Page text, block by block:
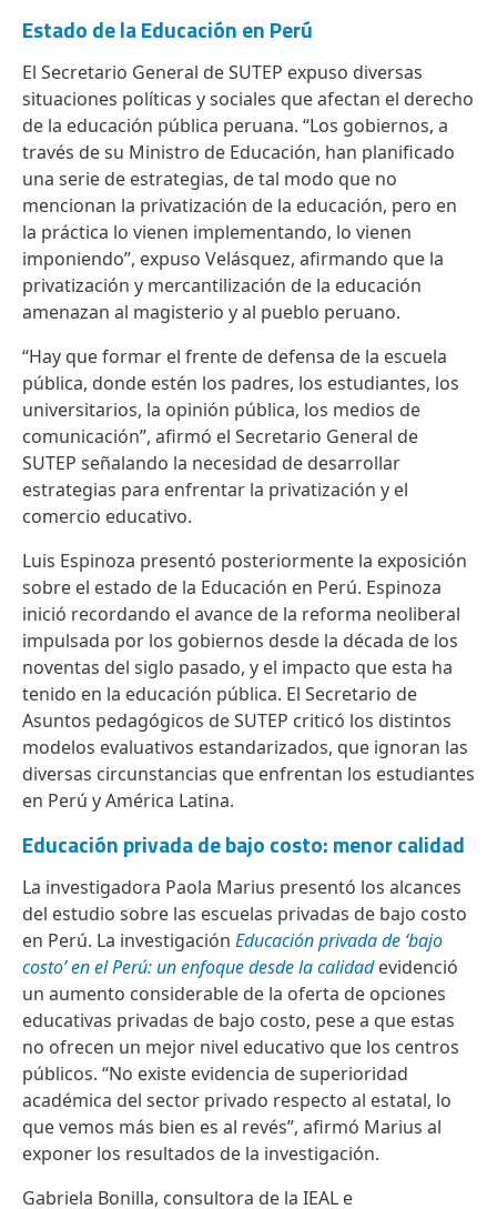
Estado de la Educación en Perú
El Secretario General de SUTEP expuso diversas
situaciones políticas y sociales que afectan el derecho
de la educación pública peruana. “Los gobiernos, a
través de su Ministro de Educación, han planificado
una serie de estrategias, de tal modo que no
mencionan la privatización de la educación, pero en
la práctica lo vienen implementando, lo vienen
imponiendo”, expuso Velásquez, afirmando que la
privatización y mercantilización de la educación
amenazan al magisterio y al pueblo peruano.
“Hay que formar el frente de defensa de la escuela
pública, donde estén los padres, los estudiantes, los
universitarios, la opinión pública, los medios de
comunicación”, afirmó el Secretario General de
SUTEP señalando la necesidad de desarrollar
estrategias para enfrentar la privatización y el
comercio educativo.
Luis Espinoza presentó posteriormente la exposición
sobre el estado de la Educación en Perú. Espinoza
inició recordando el avance de la reforma neoliberal
impulsada por los gobiernos desde la década de los
noventas del siglo pasado, y el impacto que esta ha
tenido en la educación pública. El Secretario de
Asuntos pedagógicos de SUTEP criticó los distintos
modelos evaluativos estandarizados, que ignoran las
diversas circunstancias que enfrentan los estudiantes
en Perú y América Latina.
Educación privada de bajo costo: menor calidad
La investigadora Paola Marius presentó los alcances
del estudio sobre las escuelas privadas de bajo costo
en Perú. La investigación Educación privada de ‘bajo
costo’ en el Perú: un enfoque desde la calidadevidenció
un aumento considerable de la oferta de opciones
educativas privadas de bajo costo, pese a que estas
no ofrecen un mejor nivel educativo que los centros
públicos. “No existe evidencia de superioridad
académica del sector privado respecto al estatal, lo
que vemos más bien es al revés”, afirmó Marius al
exponer los resultados de la investigación.
Gabriela Bonilla, consultora de la IEAL e